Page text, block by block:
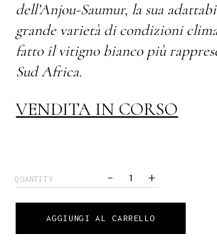
dell’Anjou-Saumur, la sua
grande varietà di condizioni
fatto il vitigno bianco più
Sud Africa.
VENDITA IN CORSO
QUANTITY - +
AGGIUNGI AL CARRELLO